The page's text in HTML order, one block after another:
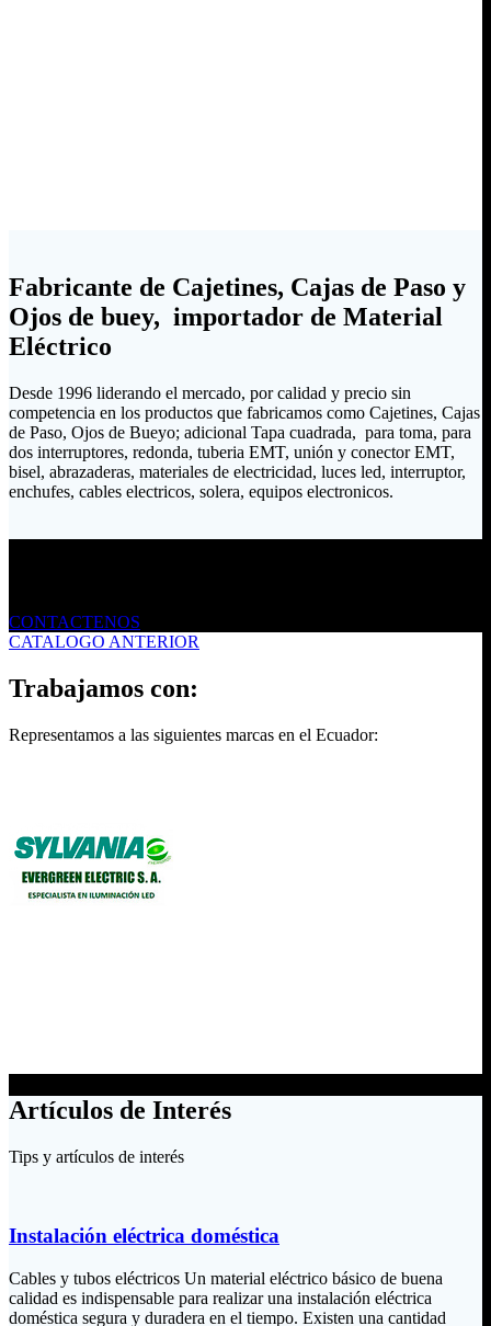
Fabricante de Cajetines, Cajas de Paso y
Ojos de buey, importador de Material
Eléctrico
Desde 1996 liderando el mercado, por calidad y precio sin
competencia en los productos que fabricamos como Cajetines, Cajas
de Paso, Ojos de Bueyo; adicional Tapa cuadrada, para toma, para
dos interruptores, redonda, tuberia EMT, unión y conector EMT,
bisel, abrazaderas, materiales de electricidad, luces led, interruptor,
enchufes, cables electricos, solera, equipos electronicos.
CONTACTENOS
CATALOGO ANTERIOR
Trabajamos con:
Representamos a las siguientes marcas en el Ecuador:
Artículos de Interés
Tips y artículos de interés
Instalación eléctrica doméstica
Cables y tubos eléctricos Un material eléctrico básico de buena
calidad es indispensable para realizar una instalación eléctrica
doméstica segura y duradera en el tiempo. Existen una cantidad